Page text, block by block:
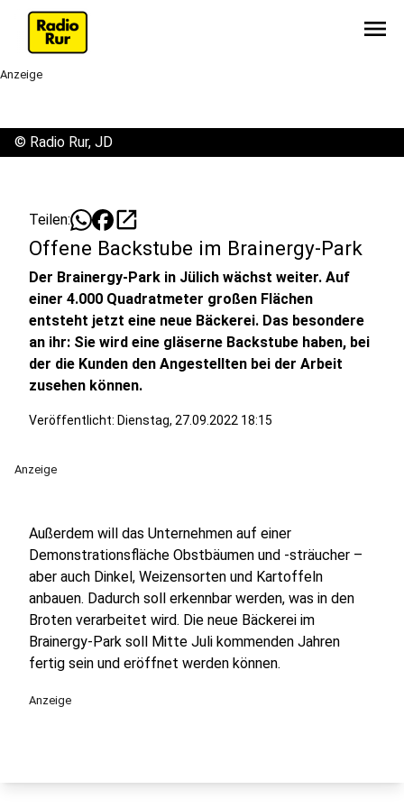
menu
Anzeige
© Radio Rur, JD
Teilen: open_in_new
Offene Backstube im Brainergy-Park
Der Brainergy-Park in Jülich wächst weiter. Auf
einer 4.000 Quadratmeter großen Flächen
entsteht jetzt eine neue Bäckerei. Das besondere
an ihr: Sie wird eine gläserne Backstube haben, bei
der die Kunden den Angestellten bei der Arbeit
zusehen können.
Veröffentlicht: Dienstag, 27.09.2022 18:15
Anzeige
Außerdem will das Unternehmen auf einer
Demonstrationsfläche Obstbäumen und -sträucher –
aber auch Dinkel, Weizensorten und Kartoffeln
anbauen. Dadurch soll erkennbar werden, was in den
Broten verarbeitet wird. Die neue Bäckerei im
Brainergy-Park soll Mitte Juli kommenden Jahren
fertig sein und eröffnet werden können.
Anzeige